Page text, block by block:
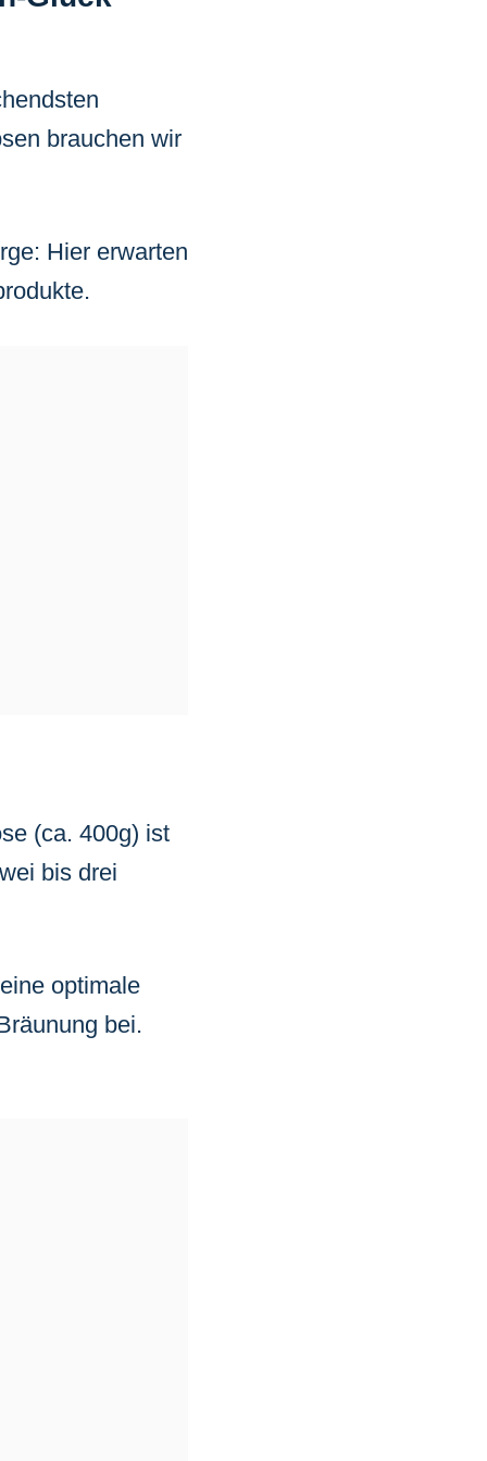
brauchen wir
Hier erwarten
(ca. 400g) ist
bis drei
optimale
bei.